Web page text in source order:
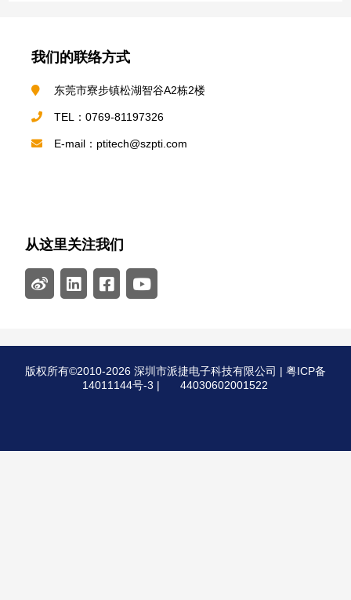
我们的联络方式
东莞市寮步镇松湖智谷A2栋2楼
TEL：0769-81197326
E-mail：ptitech@szpti.com
从这里关注我们
版权所有©2010-2026 深圳市派捷电子科技有限公司 | 粤ICP备
14011144号-3 | 44030602001522